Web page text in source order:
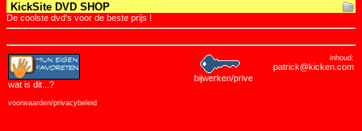
KickSite DVD SHOP
De coolste dvd's voor de beste prijs !
wat is dit ...?
voorwaarden/privacybeleid
bijwerken/prive
inhoud:
patrick@kicken.com